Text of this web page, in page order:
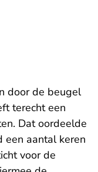
door de beugel
terecht een
Dat oordeelde
een aantal keren
voor de